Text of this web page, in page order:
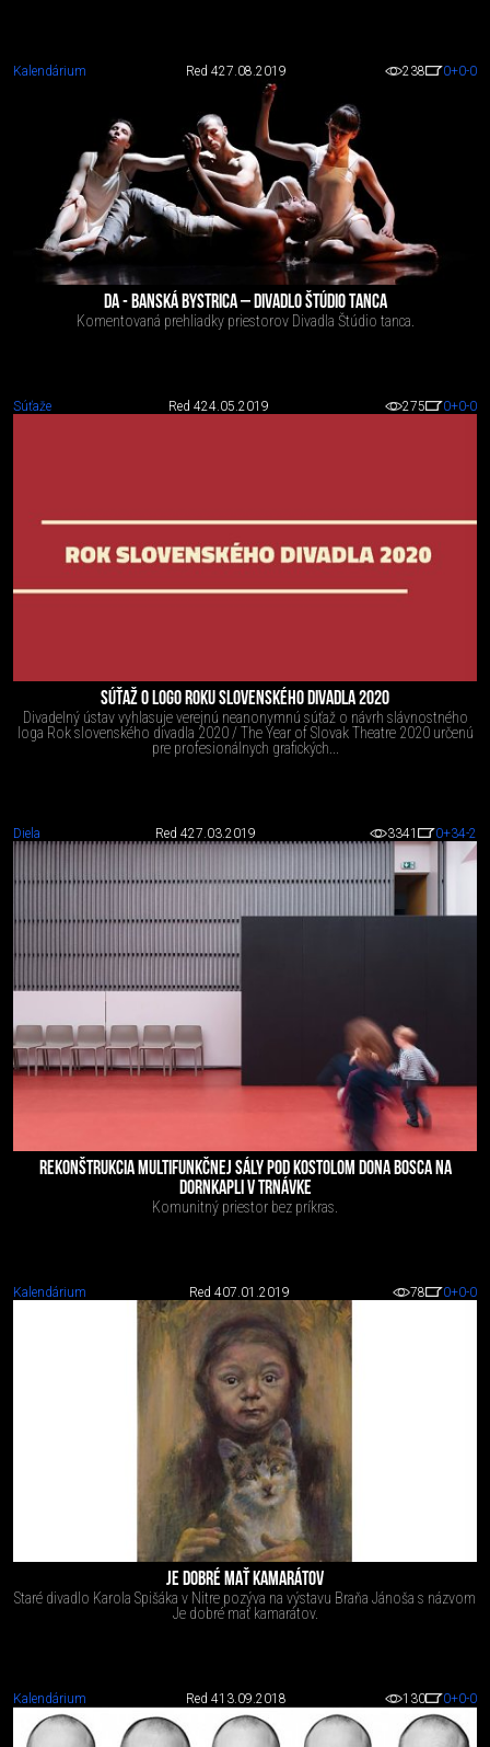
Kalendárium Red 427.08.2019 238 0+0-0
DA - BANSKÁ BYSTRICA – DIVADLO ŠTÚDIO TANCA
Komentovaná prehliadky priestorov Divadla Štúdio tanca.
Súťaže Red 424.05.2019 275 0+0-0
SÚŤAŽ O LOGO ROKU SLOVENSKÉHO DIVADLA 2020
Divadelný ústav vyhlasuje verejnú neanonymnú súťaž o návrh slávnostného
loga Rok slovenského divadla 2020 / The Year of Slovak Theatre 2020 určenú
pre profesionálnych grafických...
Diela Red 427.03.2019 3341 0+34-2
REKONŠTRUKCIA MULTIFUNKČNEJ SÁLY POD KOSTOLOM DONA BOSCA NA
DORNKAPLI V TRNÁVKE
Komunitný priestor bez príkras.
Kalendárium Red 407.01.2019 78 0+0-0
JE DOBRÉ MAŤ KAMARÁTOV
Staré divadlo Karola Spišáka v Nitre pozýva na výstavu Braňa Jánoša s názvom
Je dobré mať kamarátov.
Kalendárium Red 413.09.2018 130 0+0-0